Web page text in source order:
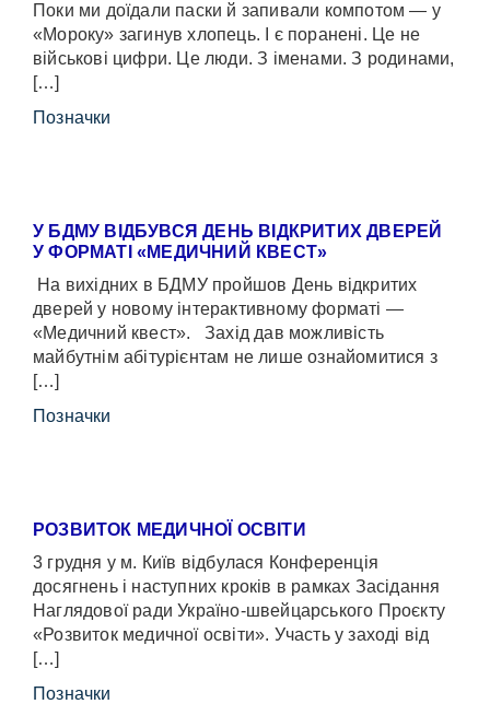
Поки ми доїдали паски й запивали компотом — у
«Мороку» загинув хлопець. І є поранені. Це не
військові цифри. Це люди. З іменами. З родинами,
[…]
Позначки
У БДМУ ВІДБУВСЯ ДЕНЬ ВІДКРИТИХ ДВЕРЕЙ
У ФОРМАТІ «МЕДИЧНИЙ КВЕСТ»
На вихідних в БДМУ пройшов День відкритих
дверей у новому інтерактивному форматі —
«Медичний квест». Захід дав можливість
майбутнім абітурієнтам не лише ознайомитися з
[…]
Позначки
РОЗВИТОК МЕДИЧНОЇ ОСВІТИ
3 грудня у м. Київ відбулася Конференція
досягнень і наступних кроків в рамках Засідання
Наглядової ради Україно-швейцарського Проєкту
«Розвиток медичної освіти». Участь у заході від
[…]
Позначки